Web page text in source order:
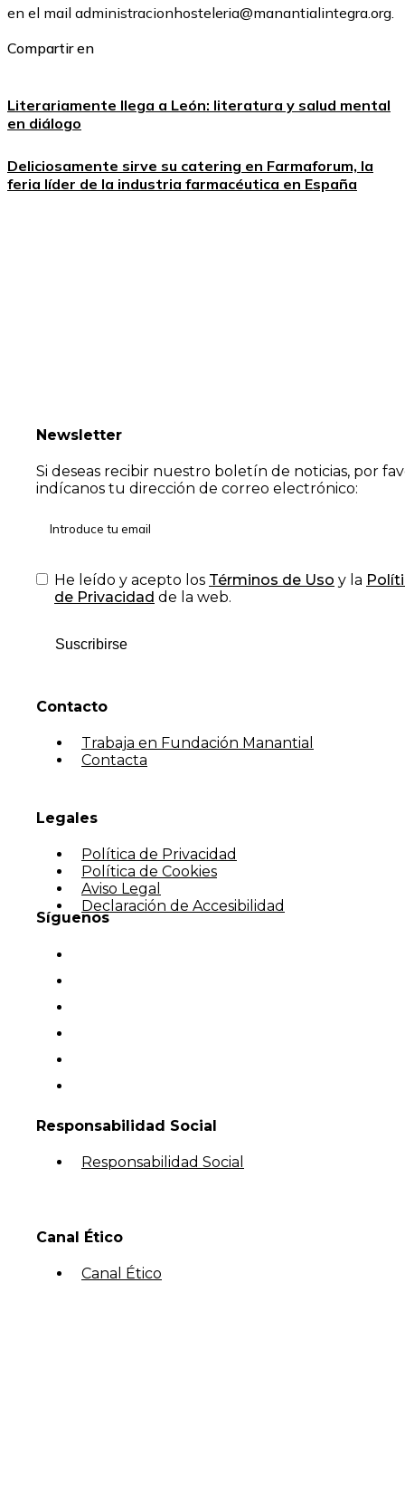
en el mail administracionhosteleria@manantialintegra.org.
Compartir en
Literariamente llega a León: literatura y salud mental
en diálogo
Deliciosamente sirve su catering en Farmaforum, la
feria líder de la industria farmacéutica en España
Newsletter
Si deseas recibir nuestro boletín de noticias, por
indícanos tu dirección de correo electrónico:
He leído y acepto los Términos de Uso y la
de Privacidad de la web.
Suscribirse
Contacto
Trabaja en Fundación Manantial
Contacta
Legales
Política de Privacidad
Política de Cookies
Aviso Legal
Declaración de Accesibilidad
Síguenos
Responsabilidad Social
Responsabilidad Social
Canal Ético
Canal Ético